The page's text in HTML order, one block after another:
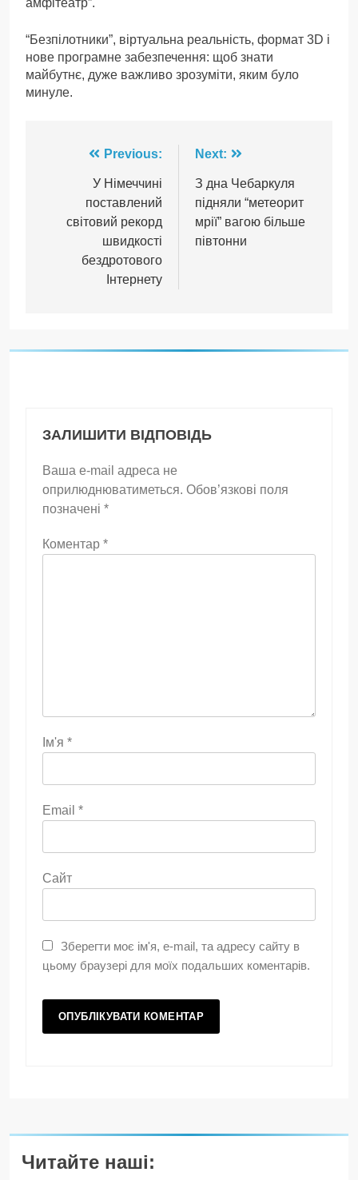
“Безпілотники”, віртуальна реальність, формат 3D і
нове програмне забезпечення: щоб знати
майбутнє, дуже важливо зрозуміти, яким було
минуле.
Навігація
записів
Previous:
У Німеччині
поставлений
світовий рекорд
швидкості
бездротового
Інтернету
Next:
З дна Чебаркуля
підняли “метеорит
мрії” вагою більше
півтонни
ЗАЛИШИТИ ВІДПОВІДЬ
Ваша e-mail адреса не
оприлюднюватиметься. Обов’язкові поля
позначені *
Коментар *
Ім'я *
Email *
Сайт
Зберегти моє ім'я, e-mail, та адресу сайту в
цьому браузері для моїх подальших коментарів.
Читайте наші: